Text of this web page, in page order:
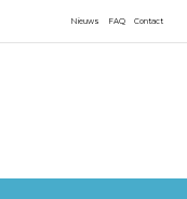
Contact
FAQ
Nieuws